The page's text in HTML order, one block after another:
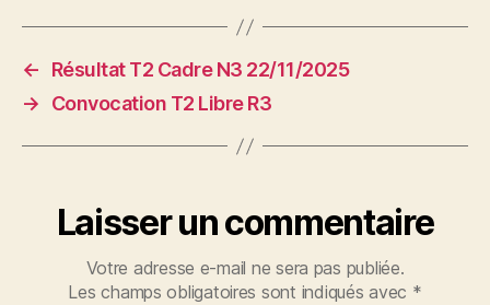
←
Résultat T2 Cadre N3 22/11/2025
→
Convocation T2 Libre R3
Laisser un commentaire
Votre adresse e-mail ne sera pas publiée.
Les champs obligatoires sont indiqués avec *